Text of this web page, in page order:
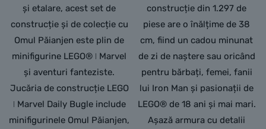
și etalare, acest set de
construcție și de colecție cu
Omul Păianjen este plin de
minifigurine LEGO® ǀ Marvel
și aventuri fanteziste.
Jucăria de construcție LEGO
ǀ Marvel Daily Bugle include
minifigurinele Omul Păianjen,
construcție din 1.297 de
piese are o înălțime de 38
cm, fiind un cadou minunat
de zi de naștere sau oricând
pentru bărbați, femei, fanii
lui Iron Man și pasionații de
LEGO® de 18 ani și mai mari.
Așază armura cu detalii